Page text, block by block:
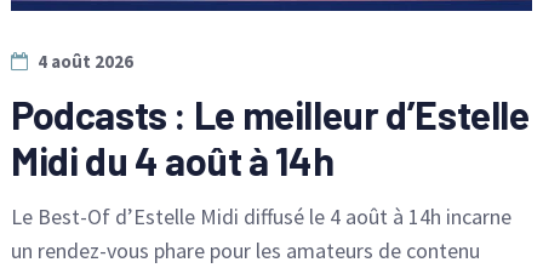
4 août 2026
Podcasts : Le meilleur d’Estelle
Midi du 4 août à 14h
Le Best-Of d’Estelle Midi diffusé le 4 août à 14h incarne
un rendez-vous phare pour les amateurs de contenu